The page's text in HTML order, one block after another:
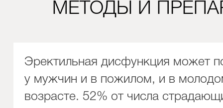
МЕТОДЫ И
Эректильная дисфункция может
у мужчин и в пожилом, и в
возрасте. 52% от числа